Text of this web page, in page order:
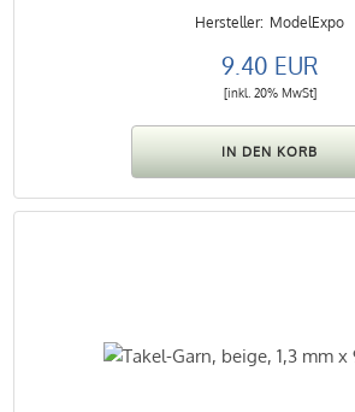
ModelExpo
9.40 EUR
[inkl. 20% MwSt]